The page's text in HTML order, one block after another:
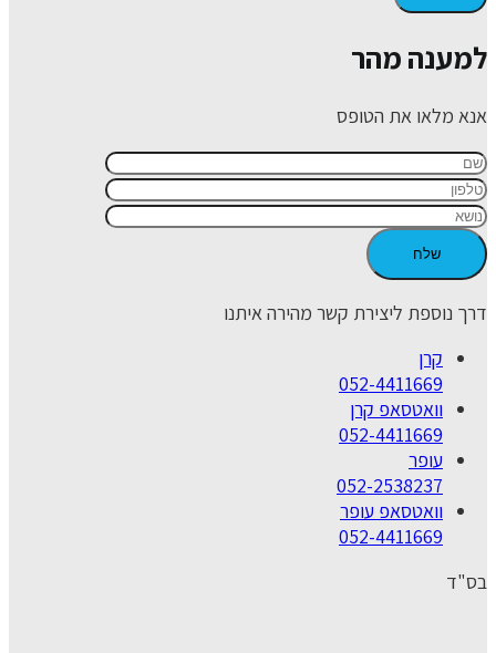
למענה מהר
אנא מלאו את הטופס
דרך נוספת ליצירת קשר מהירה איתנו
קרן
052-4411669
וואטסאפ קרן
052-4411669
עופר
052-2538237
וואטסאפ עופר
052-4411669
בס"ד